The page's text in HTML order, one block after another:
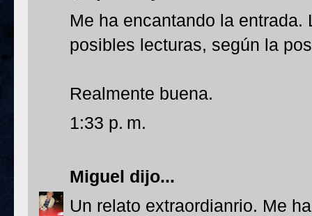
Me ha encantando la
posibles lecturas, según la
Realmente buena.
1:33 p. m.
Miguel dijo...
Un relato extraordianrio. Me